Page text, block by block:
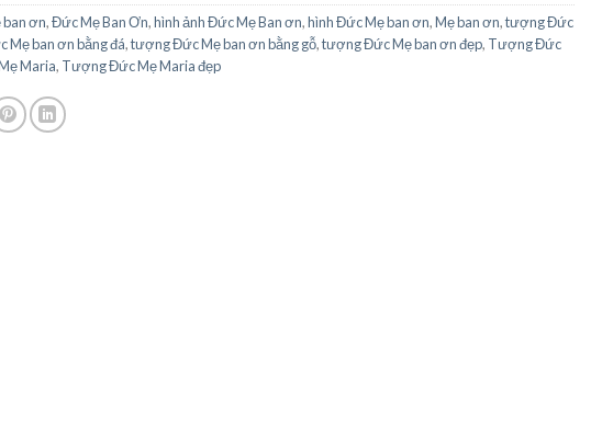
ơn,Đức Mẹ Ban Ơn,hình ảnh Đức Mẹ Ban ơn,hình Đức Mẹ ban ơn,Mẹ ban ơn,tượng Đức
Mẹ ban ơn bằng đá,tượng Đức Mẹ ban ơn bằng gỗ,tượng Đức Mẹ ban ơn đẹp, Tượng Đức
Maria, Tượng Đức Mẹ Maria đẹp